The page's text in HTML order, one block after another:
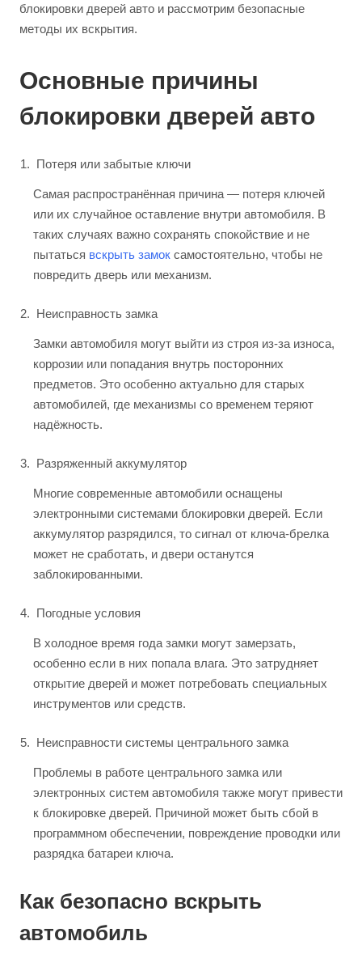
блокировки дверей авто и рассмотрим безопасные
методы их вскрытия.
Основные причины
блокировки дверей авто
Потеря или забытые ключи
Самая распространённая причина — потеря ключей
или их случайное оставление внутри автомобиля. В
таких случаях важно сохранять спокойствие и не
пытаться вскрыть замок самостоятельно, чтобы не
повредить дверь или механизм.
Неисправность замка
Замки автомобиля могут выйти из строя из-за износа,
коррозии или попадания внутрь посторонних
предметов. Это особенно актуально для старых
автомобилей, где механизмы со временем теряют
надёжность.
Разряженный аккумулятор
Многие современные автомобили оснащены
электронными системами блокировки дверей. Если
аккумулятор разрядился, то сигнал от ключа-брелка
может не сработать, и двери останутся
заблокированными.
Погодные условия
В холодное время года замки могут замерзать,
особенно если в них попала влага. Это затрудняет
открытие дверей и может потребовать специальных
инструментов или средств.
Неисправности системы центрального замка
Проблемы в работе центрального замка или
электронных систем автомобиля также могут привести
к блокировке дверей. Причиной может быть сбой в
программном обеспечении, повреждение проводки или
разрядка батареи ключа.
Как безопасно вскрыть
автомобиль